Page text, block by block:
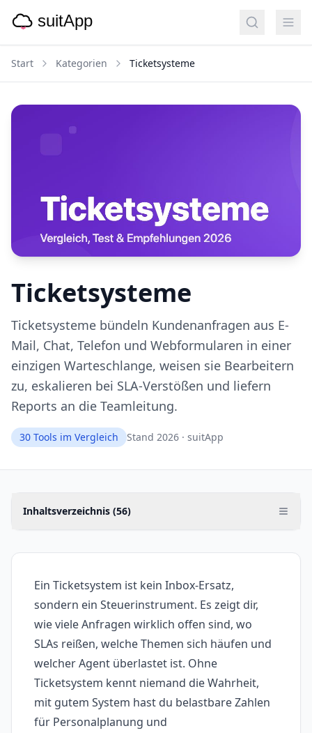
Start Kategorien Ticketsysteme
Ticketsysteme
Ticketsysteme bündeln Kundenanfragen aus E-
Mail, Chat, Telefon und Webformularen in einer
einzigen Warteschlange, weisen sie Bearbeitern
zu, eskalieren bei SLA-Verstößen und liefern
Reports an die Teamleitung.
30 Tools im Vergleich Stand 2026 · suitApp
Inhaltsverzeichnis (56)
Ein Ticketsystem ist kein Inbox-Ersatz,
sondern ein Steuerinstrument. Es zeigt dir,
wie viele Anfragen wirklich offen sind, wo
SLAs reißen, welche Themen sich häufen und
welcher Agent überlastet ist. Ohne
Ticketsystem kennt niemand die Wahrheit,
mit gutem System hast du belastbare Zahlen
für Personalplanung und